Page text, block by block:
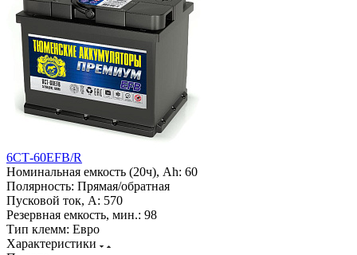
6СТ-60EFB/R
Номинальная емкость (20ч), Ah: 60
Полярность: Прямая/обратная
Пусковой ток, А: 570
Резервная емкость, мин.: 98
Тип клемм: Евро
Характеристики